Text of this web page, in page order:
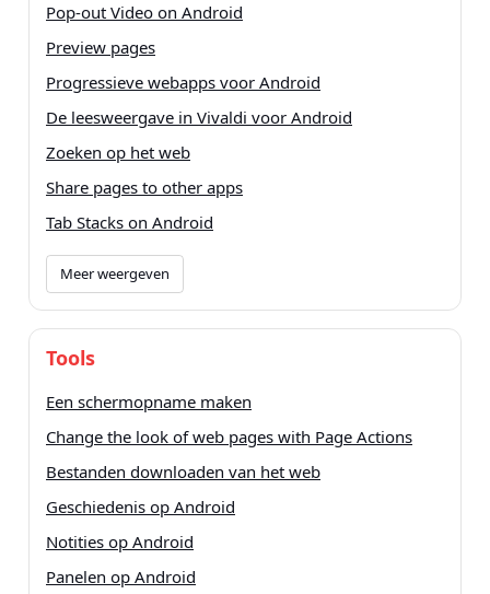
Pop-out Video on Android
Preview pages
Progressieve webapps voor Android
De leesweergave in Vivaldi voor Android
Zoeken op het web
Share pages to other apps
Tab Stacks on Android
Meer weergeven
Tools
Een schermopname maken
Change the look of web pages with Page Actions
Bestanden downloaden van het web
Geschiedenis op Android
Notities op Android
Panelen op Android